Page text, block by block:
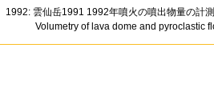
1992: 雲仙岳1991 1992年噴火の噴出物量の計
Volumetry of lava dome and pyroclastic